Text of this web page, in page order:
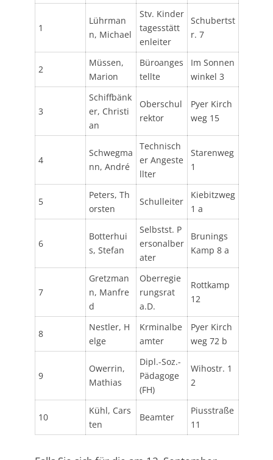
1
Lührman
n, Michael
Stv. Kinder
tagesstätt
enleiter
Schubertst
r. 7
2
Müssen,
Marion
Büroanges
tellte
Im Sonnen
winkel 3
3
Schiffbänk
er, Christi
an
Oberschul
rektor
Pyer Kirch
weg 15
4
Schwegma
nn, André
Technisch
er Angeste
llter
Starenweg
1
5
Peters, Th
orsten
Schulleiter
Kiebitzweg
1 a
6
Botterhui
s, Stefan
Selbstst. P
ersonalber
ater
Brunings
Kamp 8 a
7
Gretzman
n, Manfre
d
Oberregie
rungsrat
a.D.
Rottkamp
12
8
Nestler, H
elge
Krminalbe
amter
Pyer Kirch
weg 72 b
9
Owerrin,
Mathias
Dipl.-Soz.-
Pädagoge
(FH)
Wihostr. 1
2
10
Kühl, Cars
ten
Beamter
Piusstraße
11